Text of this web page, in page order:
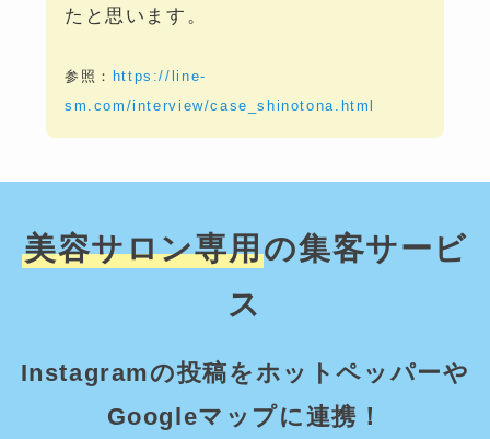
たと思います。
参照： https://line-
sm.com/interview/case_shinotona.html
美容サロン専用の集客サービ
ス
Instagramの投稿をホットペッパーや
Googleマップに連携！